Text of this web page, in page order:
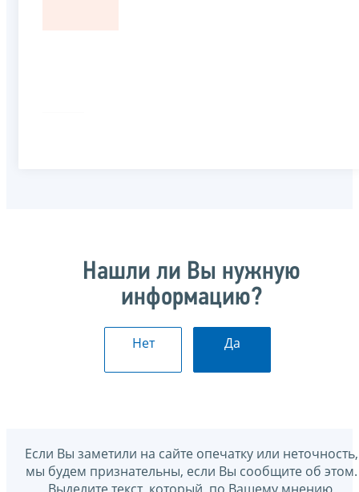
Нашли ли Вы нужную
информацию?
Нет Да
Если Вы заметили на сайте опечатку или неточность,
мы будем признательны, если Вы сообщите об этом.